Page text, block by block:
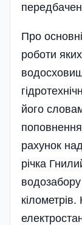
Про
роботи
його
рахунок
річка